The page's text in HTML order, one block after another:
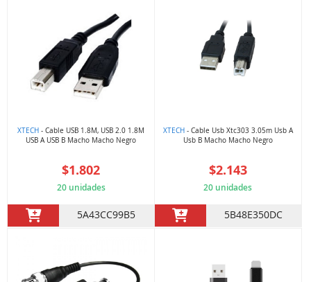
XTECH - Cable USB 1.8M, USB 2.0 1.8M
USB A USB B Macho Macho Negro
$1.802
20 unidades
5A43CC99B5
XTECH- Cable Usb Xtc303 3.05m Usb A
Usb B Macho Macho Negro
$2.143
20 unidades
5B48E350DC